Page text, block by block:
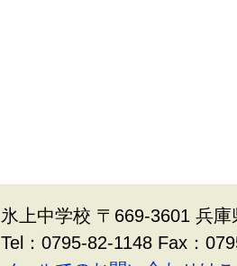
氷上中学校 〒669-3601 兵
Tel：0795-82-1148 Fax：